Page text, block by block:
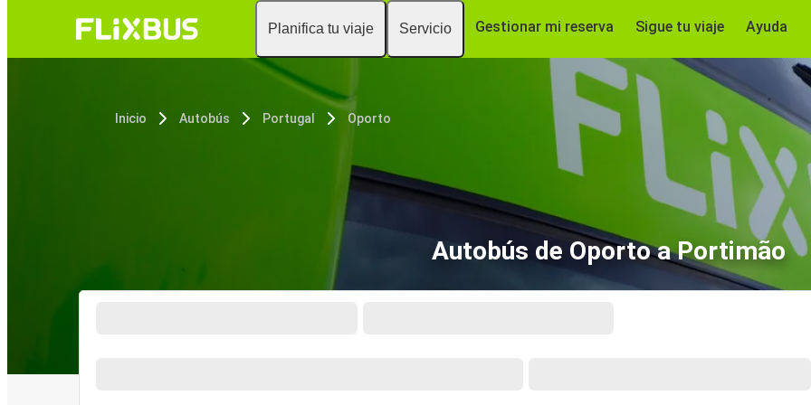
Planifica tu viaje Servicio Gestionar mi reserva Sigue tu viaje Ayuda
Inicio Autobús Portugal Oporto
Autobús de Oporto a Portimão